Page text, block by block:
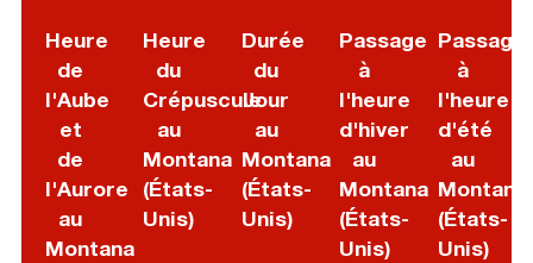
Heure
de
l'Aube
et
de
l'Aurore
au
Montana
Heure
du
Crépuscule
au
Montana
(États-
Unis)
Durée
du
Jour
au
Montana
(États-
Unis)
Passage
à
l'heure
d'hiver
au
Montana
(États-
Unis)
Passage
à
l'heure
d'été
au
Montana
(États-
Unis)